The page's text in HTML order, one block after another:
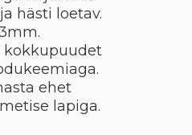
hästi loetav.
kokkupuudet
ehet
lapiga.